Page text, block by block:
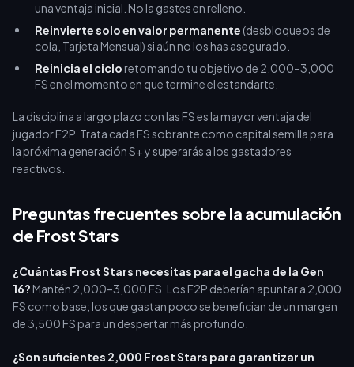
una ventaja inicial. No la gastes en relleno.
Reinvierte solo en valor permanente (desbloqueos de
cola, Tarjeta Mensual) si aún no los has asegurado.
Reinicia el cicloretomando tu objetivo de 2,000–3,000
FS en el momento en que termine el estandarte.
La disciplina a largo plazo con las FS es la mayor ventaja del
jugador F2P. Trata cada FS sobrante como capital semilla para
la próxima generación S+ y superarás a los gastadores
reactivos.
Preguntas frecuentes sobre la acumulación
de Frost Stars
¿Cuántas Frost Stars necesitas para el gacha de la Gen
16?Mantén 2,000–3,000 FS. Los F2P deberían apuntar a 2,000
FS como base; los que gastan poco se benefician de un margen
de 3,500 FS para un despertar más profundo.
¿Son suficientes 2,000 Frost Stars para garantizar un